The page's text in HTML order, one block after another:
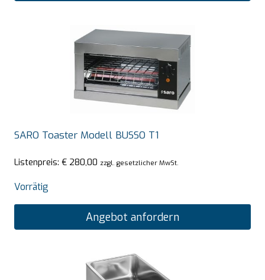
SARO Toaster Modell BUSSO T1
Listenpreis: € 280,00 zzgl. gesetzlicher MwSt.
Vorrätig
Angebot anfordern